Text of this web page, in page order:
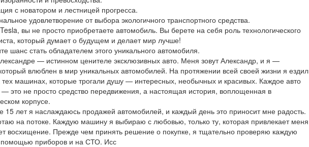
с новатором и лестницей прогресса.
удовлетворение от выбора экологичного транспортного средства.
вы не просто приобретаете автомобиль. Вы берете на себя роль технологического
который думает о будущем и делает мир лучше!
шанс стать обладателем этого уникального автомобиля.
— истинном ценителе эксклюзивных авто. Меня зовут Александр, и я —
влюблен в мир уникальных автомобилей. На протяжении всей своей жизни я ездил
тех машинах, которые трогали душу — интересных, необычных и красивых. Каждое авто
это не просто средство передвижения, а настоящая история, воплощенная в
корпусе.
15 лет я наслаждаюсь продажей автомобилей, и каждый день это приносит мне радость.
на потоке. Каждую машину я выбираю с любовью, только ту, которая привлекает меня
восхищение. Прежде чем принять решение о покупке, я тщательно проверяю каждую
помощью приборов и на СТО. Исс